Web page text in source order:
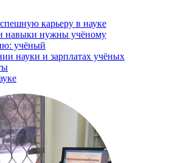
карьеру в науке
навыки нужны учёному
учёный
науки и зарплатах учёных